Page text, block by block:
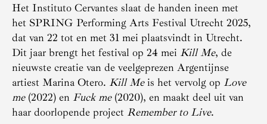
Het Instituto Cervantes slaat de handen ineen met
het SPRING Performing Arts Festival Utrecht 2025,
dat van 22 tot en met 31 mei plaatsvindt in Utrecht.
Dit jaar brengt het festival op 24 mei Kill Me, de
nieuwste creatie van de veelgeprezen Argentijnse
artiest Marina Otero. Kill Meis het vervolg op Love
me(2022) en Fuck me(2020), en maakt deel uit van
haar doorlopende project Remember to Live.